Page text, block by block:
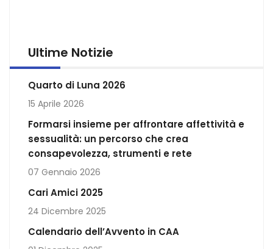
Ultime Notizie
Quarto di Luna 2026
15 Aprile 2026
Formarsi insieme per affrontare affettività e
sessualità: un percorso che crea
consapevolezza, strumenti e rete
07 Gennaio 2026
Cari Amici 2025
24 Dicembre 2025
Calendario dell’Avvento in CAA